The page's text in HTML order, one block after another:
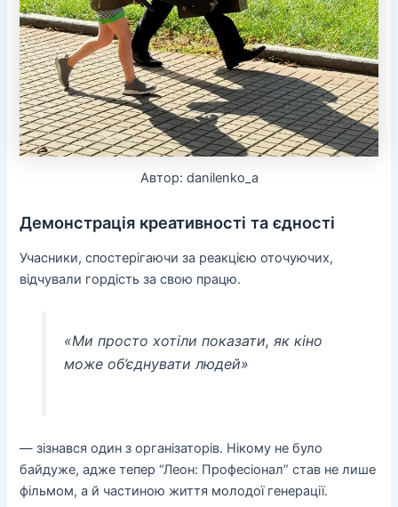
Автор: danilenko_a
Демонстрація креативності та єдності
Учасники, спостерігаючи за реакцією оточуючих,
відчували гордість за свою працю.
«Ми просто хотіли показати, як кіно
може об’єднувати людей»
— зізнався один з організаторів. Нікому не було
байдуже, адже тепер “Леон: Професіонал” став не лише
фільмом, а й частиною життя молодої генерації.